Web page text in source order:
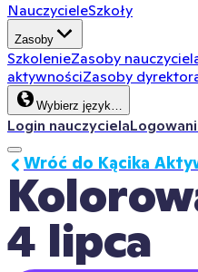
NauczycieleSzkoły
Zasoby
SzkolenieZasoby
aktywnościZasoby
Wybierz język…
Login nauczyciela
4 lipca
Wróć do Kącika